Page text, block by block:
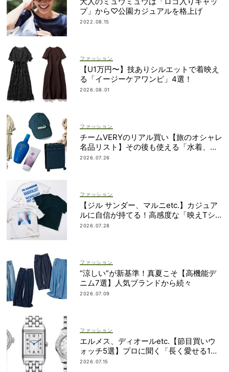
プ」から♡公園カジュアルを格上げ
2022.08.15
ファッション
【U1万円〜】技ありシルエットで着映え
る「イージーケアワンピ」4選！
2026.08.01
ファッション
チームVERYのリアル買い【旅のオシャレ
名品リスト】その後も使える「水着、バ
ッグ、UVアイテムetc.」！
2026.07.26
ファッション
【ジル サンダー、マルニetc.】カジュア
ルに自信が持てる！高感度な「映えTシ
ャツ」7選
2026.07.28
ファッション
“涼しい”が新基準！真夏こそ【高機能デ
ニム7選】人気ブランドから続々
2026.07.09
ファッション
エルメス、ディオールetc.【節目買いウ
ォッチ5選】プロに聞く「長く愛せる1
本」の選び方
2026.07.15